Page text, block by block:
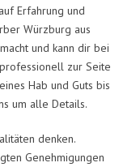
Erfahrung und
Würzburg aus
und kann dir bei
zur Seite
Hab und Guts bis
um alle Details.
denken.
Genehmigungen